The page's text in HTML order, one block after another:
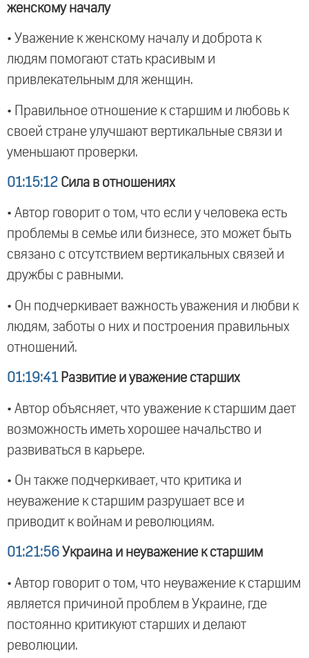
женскому началу
• Уважение к женскому началу и доброта к
людям помогают стать красивым и
привлекательным для женщин.
• Правильное отношение к старшим и любовь к
своей стране улучшают вертикальные связи и
уменьшают проверки.
01:15:12 Сила в отношениях
• Автор говорит о том, что если у человека есть
проблемы в семье или бизнесе, это может быть
связано с отсутствием вертикальных связей и
дружбы с равными.
• Он подчеркивает важность уважения и любви к
людям, заботы о них и построения правильных
отношений.
01:19:41 Развитие и уважение старших
• Автор объясняет, что уважение к старшим дает
возможность иметь хорошее начальство и
развиваться в карьере.
• Он также подчеркивает, что критика и
неуважение к старшим разрушает все и
приводит к войнам и революциям.
01:21:56 Украина и неуважение к старшим
• Автор говорит о том, что неуважение к старшим
является причиной проблем в Украине, где
постоянно критикуют старших и делают
революции.